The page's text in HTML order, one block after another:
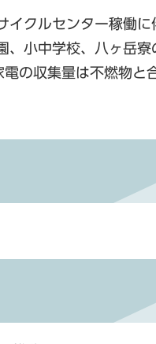
クルセンター稼働に
小中学校、八ヶ岳寮
の収集量は不燃物と